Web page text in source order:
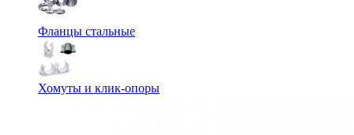
Фланцы стальные
Хомуты и клик-опоры